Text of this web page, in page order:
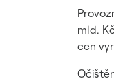
mld.
cen